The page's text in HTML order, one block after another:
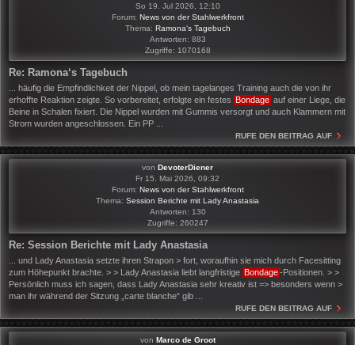
So 19. Jul 2026, 12:10
Forum: News von der Stahlwerkfront
Thema: Ramona‘s Tagebuch
Antworten: 883
Zugriffe: 1070168
Re: Ramona‘s Tagebuch
... häufig die Empfindlichkeit der Nippel, ob mein tagelanges Training auch die von ihr
erhoffte Reaktion zeigte. So vorbereitet, erfolgte ein festes Bondage auf einer Liege, die
Beine in Schalen fixiert. Die Nippel wurden mit Gummis versorgt und auch Klammern mit
Strom wurden angeschlossen. Ein PP ...
RUFE DEN BEITRAG AUF
von DevoterDiener
Fr 15. Mai 2026, 09:32
Forum: News von der Stahlwerkfront
Thema: Session Berichte mit Lady Anastasia
Antworten: 130
Zugriffe: 260247
Re: Session Berichte mit Lady Anastasia
... und Lady Anastasia setzte ihren Strapon > fort, woraufhin sie mich durch Facesitting
zum Höhepunkt brachte. > > Lady Anastasia liebt langfristige Bondage-Positionen. > >
Persönlich muss ich sagen, dass Lady Anastasia sehr kreativ ist => besonders wenn >
man ihr während der Sitzung „carte blanche“ gib ...
RUFE DEN BEITRAG AUF
von Marco de Groot